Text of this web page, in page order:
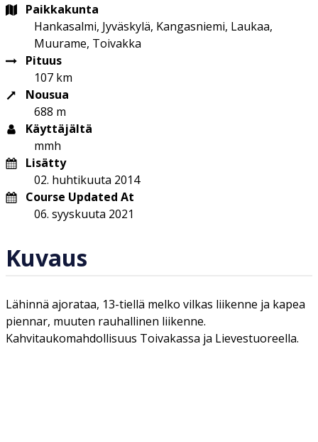
Paikkakunta
Hankasalmi, Jyväskylä, Kangasniemi, Laukaa,
Muurame, Toivakka
Pituus
107 km
Nousua
688 m
Käyttäjältä
mmh
Lisätty
02. huhtikuuta 2014
Course Updated At
06. syyskuuta 2021
Kuvaus
Lähinnä ajorataa, 13-tiellä melko vilkas liikenne ja kapea
piennar, muuten rauhallinen liikenne.
Kahvitaukomahdollisuus Toivakassa ja Lievestuoreella.